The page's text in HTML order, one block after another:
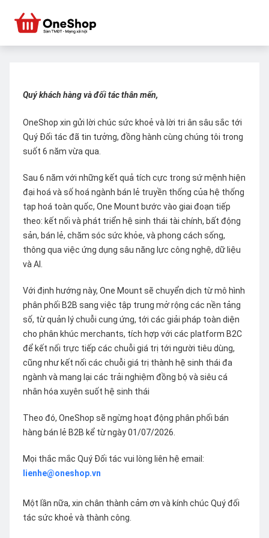
Quý khách hàng và đối tác thân mến,
OneShop xin gửi lời chúc sức khoẻ và lời tri ân sâu sắc tới
Quý Đối tác đã tin tưởng, đồng hành cùng chúng tôi trong
suốt 6 năm vừa qua.
Sau 6 năm với những kết quả tích cực trong sứ mệnh hiện
đại hoá và số hoá ngành bán lẻ truyền thống của hệ thống
tạp hoá toàn quốc, One Mount bước vào giai đoạn tiếp
theo: kết nối và phát triển hệ sinh thái tài chính, bất động
sản, bán lẻ, chăm sóc sức khỏe, và phong cách sống,
thông qua việc ứng dụng sâu năng lực công nghệ, dữ liệu
và AI.
Với định hướng này, One Mount sẽ chuyển dịch từ mô hình
phân phối B2B sang việc tập trung mở rộng các nền tảng
số, từ quản lý chuỗi cung ứng, tới các giải pháp toàn diện
cho phân khúc merchants, tích hợp với các platform B2C
để kết nối trực tiếp các chuỗi giá trị tới người tiêu dùng,
cũng như kết nối các chuỗi giá trị thành hệ sinh thái đa
ngành và mang lại các trải nghiệm đồng bộ và siêu cá
nhân hóa xuyên suốt hệ sinh thái
Theo đó, OneShop sẽ ngừng hoạt động phân phối bán
hàng bán lẻ B2B kể từ ngày 01/07/2026.
Mọi thắc mắc Quý Đối tác vui lòng liên hệ email:
lienhe@oneshop.vn
Một lần nữa, xin chân thành cảm ơn và kính chúc Quý đối
tác sức khoẻ và thành công.